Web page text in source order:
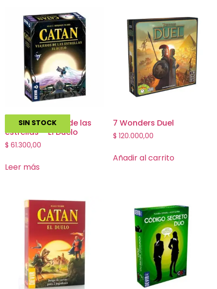
SIN STOCK
Catan: Viajeros de las
estrellas – El Duelo
$ 61.300,00
Leer más
7 Wonders Duel
$ 120.000,00
Añadir al carrito